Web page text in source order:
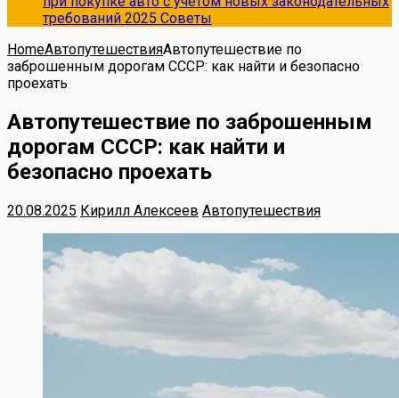
требований 2025 Советы
HomeАвтопутешествияАвтопутешествие по
заброшенным дорогам СССР: как найти и безопасно
проехать
Автопутешествие по заброшенным
дорогам СССР: как найти и
безопасно проехать
20.08.2025 Кирилл Алексеев Автопутешествия